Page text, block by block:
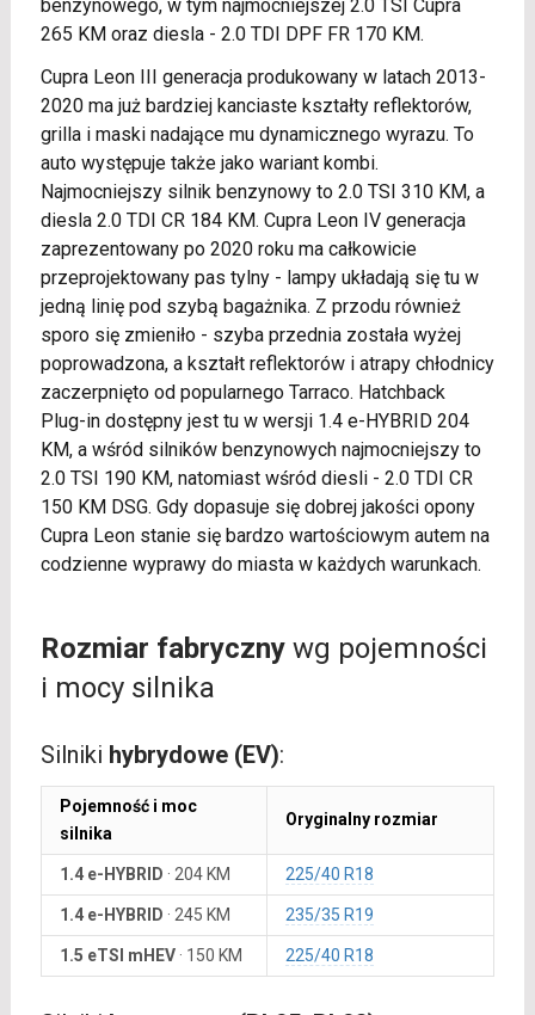
benzynowego, w tym najmocniejszej 2.0 TSI Cupra
265 KM oraz diesla - 2.0 TDI DPF FR 170 KM.
Cupra Leon III generacja produkowany w latach 2013-
2020 ma już bardziej kanciaste kształty reflektorów,
grilla i maski nadające mu dynamicznego wyrazu. To
auto występuje także jako wariant kombi.
Najmocniejszy silnik benzynowy to 2.0 TSI 310 KM, a
diesla 2.0 TDI CR 184 KM. Cupra Leon IV generacja
zaprezentowany po 2020 roku ma całkowicie
przeprojektowany pas tylny - lampy układają się tu w
jedną linię pod szybą bagażnika. Z przodu również
sporo się zmieniło - szyba przednia została wyżej
poprowadzona, a kształt reflektorów i atrapy chłodnicy
zaczerpnięto od popularnego Tarraco. Hatchback
Plug-in dostępny jest tu w wersji 1.4 e-HYBRID 204
KM, a wśród silników benzynowych najmocniejszy to
2.0 TSI 190 KM, natomiast wśród diesli - 2.0 TDI CR
150 KM DSG. Gdy dopasuje się dobrej jakości opony
Cupra Leon stanie się bardzo wartościowym autem na
codzienne wyprawy do miasta w każdych warunkach.
Rozmiar fabrycznywg pojemności
i mocy silnika
Silniki hybrydowe (EV):
Pojemność i moc
silnika
Oryginalny rozmiar
1.4 e-HYBRID · 204 KM 225/40 R18
1.4 e-HYBRID · 245 KM 235/35 R19
1.5 eTSI mHEV· 150 KM 225/40 R18